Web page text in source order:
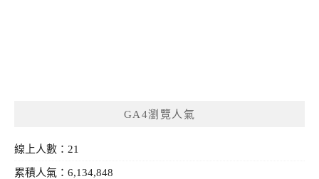
GA4瀏覽人氣
線上人數：21
累積人氣：6,134,848